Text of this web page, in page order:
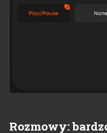
Rozmowy: